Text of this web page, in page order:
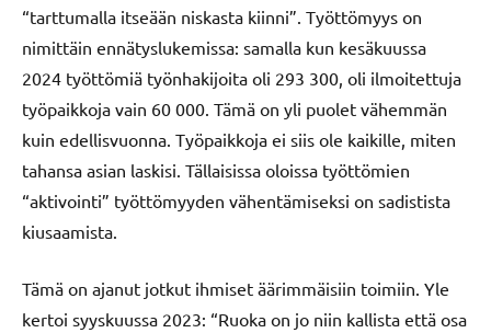
“tarttumalla itseään niskasta kiinni”. Työttömyys on
nimittäin ennätyslukemissa: samalla kun kesäkuussa
2024 työttömiä työnhakijoita oli 293 300, oli ilmoitettuja
työpaikkoja vain 60 000. Tämä on yli puolet vähemmän
kuin edellisvuonna. Työpaikkoja ei siis ole kaikille, miten
tahansa asian laskisi. Tällaisissa oloissa työttömien
“aktivointi” työttömyyden vähentämiseksi on sadistista
kiusaamista.
Tämä on ajanut jotkut ihmiset äärimmäisiin toimiin. Yle
kertoi syyskuussa 2023: “Ruoka on jo niin kallista että osa